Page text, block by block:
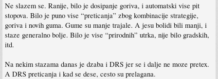
Ne slazem se. Ranije, bilo je dosipanje goriva, i automatski vise pit
stopova. Bilo je puno vise “preticanja” zbog kombinacije strategije,
goriva i novih guma. Gume su manje trajale. A jesu bolidi bili manji, i
staze generalno bolje. Bilo je vise “prirodnih” utrka, nije bilo gradskih,
itd.
Na nekim stazama danas je dzaba i DRS jer se i dalje ne moze pretex.
A DRS preticanja i kad se dese, cesto su prelagana.